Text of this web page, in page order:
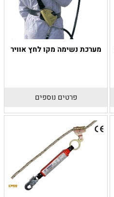
מערכת נשימה מקו לחץ אוויר
פרטים נוספים